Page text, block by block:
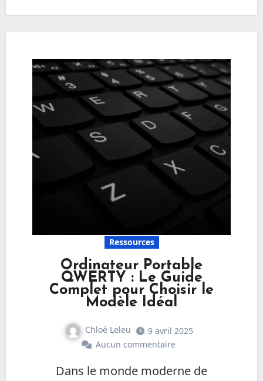
Ressources
Ordinateur Portable
QWERTY : Le Guide
Complet pour Choisir le
Modèle Idéal
Chloé Leleu
9 avril 2025
Aucun commentaire
Dans le monde moderne de